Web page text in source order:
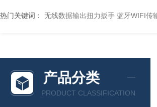
热门关键词： 无线数据输出扭力扳手 蓝牙WIFI传
产品分类
PRODUCT CLASSIFICATION